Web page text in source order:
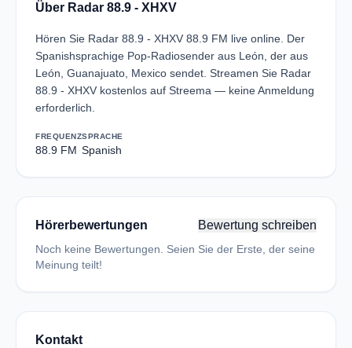
Über Radar 88.9 - XHXV
Hören Sie Radar 88.9 - XHXV 88.9 FM live online. Der
Spanishsprachige Pop-Radiosender aus León, der aus
León, Guanajuato, Mexico sendet. Streamen Sie Radar
88.9 - XHXV kostenlos auf Streema — keine Anmeldung
erforderlich.
FREQUENZ
88.9 FM
SPRACHE
Spanish
Hörerbewertungen Bewertung schreiben
Noch keine Bewertungen. Seien Sie der Erste, der seine
Meinung teilt!
Kontakt